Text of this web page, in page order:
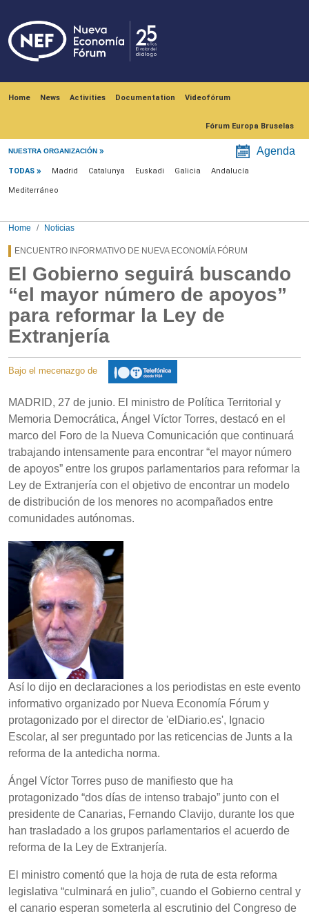
Home News Activities Documentation Videofórum
Fórum Europa Bruselas
NUESTRA ORGANIZACIÓN Agenda
Menú noticias
TODAS Madrid Catalunya Euskadi Galicia Andalucía
Mediterráneo
Home Noticias
ENCUENTRO INFORMATIVO DE NUEVA ECONOMÍA FÓRUM
El Gobierno seguirá buscando
“el mayor número de apoyos”
para reformar la Ley de
Extranjería
Bajo el mecenazgo de
MADRID, 27 de junio. El ministro de Política Territorial y
Memoria Democrática, Ángel Víctor Torres, destacó en el
marco del Foro de la Nueva Comunicación que continuará
trabajando intensamente para encontrar “el mayor número
de apoyos” entre los grupos parlamentarios para reformar la
Ley de Extranjería con el objetivo de encontrar un modelo
de distribución de los menores no acompañados entre
comunidades autónomas.
Así lo dijo en declaraciones a los periodistas en este evento
informativo organizado por Nueva Economía Fórum y
protagonizado por el director de 'elDiario.es', Ignacio
Escolar, al ser preguntado por las reticencias de Junts a la
reforma de la antedicha norma.
Ángel Víctor Torres puso de manifiesto que ha
protagonizado “dos días de intenso trabajo” junto con el
presidente de Canarias, Fernando Clavijo, durante los que
han trasladado a los grupos parlamentarios el acuerdo de
reforma de la Ley de Extranjería.
El ministro comentó que la hoja de ruta de esta reforma
legislativa “culminará en julio”, cuando el Gobierno central y
el canario esperan someterla al escrutinio del Congreso de